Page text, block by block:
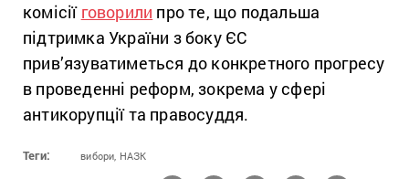
комісії говорили про те, що подальша
підтримка України з боку ЄС
прив’язуватиметься до конкретного прогресу
в проведенні реформ, зокрема у сфері
антикорупції та правосуддя.
Теги: вибори, НАЗК